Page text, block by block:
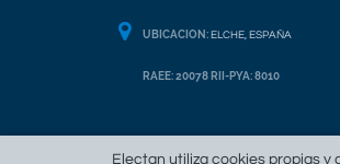
UBICACION: ELCHE, ESPAÑA
RAEE: 20078 RII-PYA: 8010
Electan utiliza cookies propias